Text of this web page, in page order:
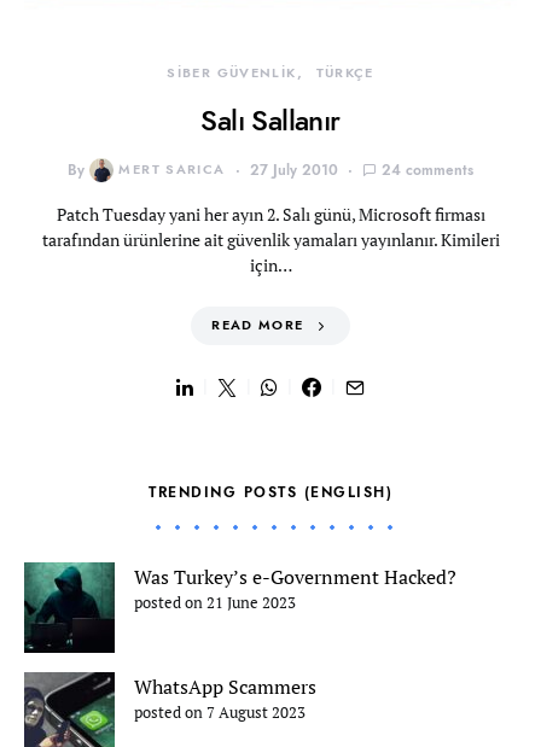
SİBER GÜVENLİK TÜRKÇE
Salı Sallanır
By MERT SARICA 27 July 2010 24 comments
Patch Tuesday yani her ayın 2. Salı günü, Microsoft firması
tarafından ürünlerine ait güvenlik yamaları yayınlanır. Kimileri
için…
READ MORE
TRENDING POSTS (ENGLISH)
Was Turkey’s e-Government Hacked?
posted on 21 June 2023
WhatsApp Scammers
posted on 7 August 2023